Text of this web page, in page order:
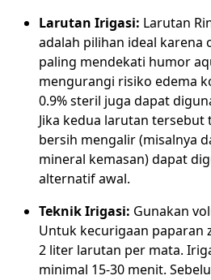
Larutan Irigasi: Larutan
adalah pilihan ideal karena
paling mendekati humor
mengurangi risiko edema
0.9% steril juga dapat
Jika kedua larutan tersebut
bersih mengalir (misalnya
mineral kemasan) dapat
alternatif awal.
Teknik Irigasi: Gunakan
Untuk kecurigaan paparan
2 liter larutan per mata.
minimal 15-30 menit.